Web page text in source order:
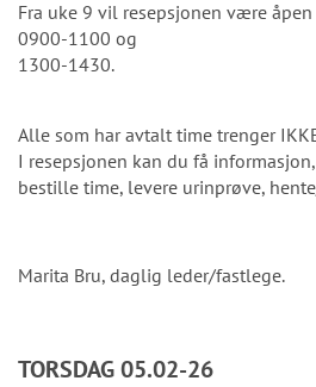
Fra uke 9 vil resepsjonen være
0900-1100 og
1300-1430.
Alle som har avtalt time trenger
I resepsjonen kan du få
bestille time, levere urinprøve,
Marita Bru, daglig leder/fastlege.
TORSDAG 05.02-26